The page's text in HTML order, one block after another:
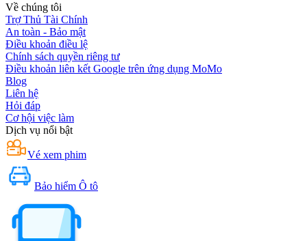
Về chúng tôi
Trợ Thủ Tài Chính
An toàn - Bảo mật
Điều khoản điều lệ
Chính sách quyền riêng tư
Điều khoản liên kết Google trên ứng dụng MoMo
Blog
Liên hệ
Hỏi đáp
Cơ hội việc làm
Dịch vụ nổi bật
Vé xem phim
Bảo hiểm Ô tô